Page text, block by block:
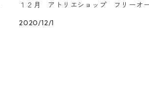
１２月 アトリエショップ フリーオ
2020/12/1